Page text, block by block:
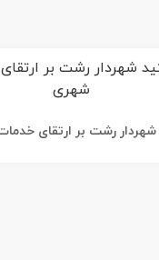
شهردار رشت بر ارتقای